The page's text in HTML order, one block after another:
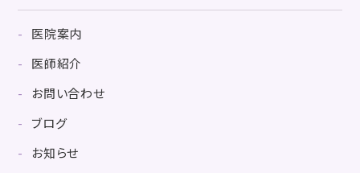
医院案内
医師紹介
お問い合わせ
ブログ
お知らせ